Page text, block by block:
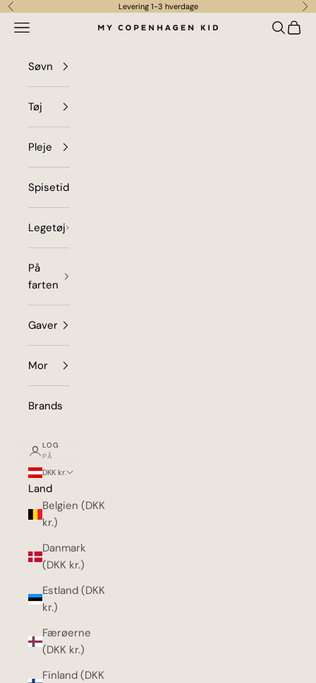
Spring til indhold
Forrige Levering 1-3 hverdage
my copenhagen kid
Menu Søg
Søvn
Tøj
Pleje
Spisetid
Legetøj
På
farten
Gaver
Mor
Brands
LOG
PÅ
DKK kr.
Land
Belgien (DKK
kr.)
Danmark
(DKK kr.)
Estland (DKK
kr.)
Færøerne
(DKK kr.)
Finland (DKK